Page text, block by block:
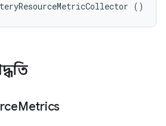
()
Metrics